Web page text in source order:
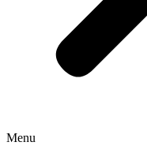
Menu